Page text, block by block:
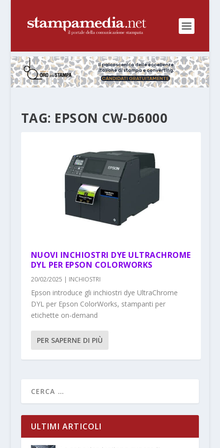
TAG: EPSON CW-D6000
NUOVI INCHIOSTRI DYE ULTRACHROME
DYL PER EPSON COLORWORKS
20/02/2025 | INCHIOSTRI
Epson introduce gli inchiostri dye UltraChrome
DYL per Epson ColorWorks, stampanti per
etichette on-demand
PER SAPERNE DI PIÙ
ULTIMI ARTICOLI